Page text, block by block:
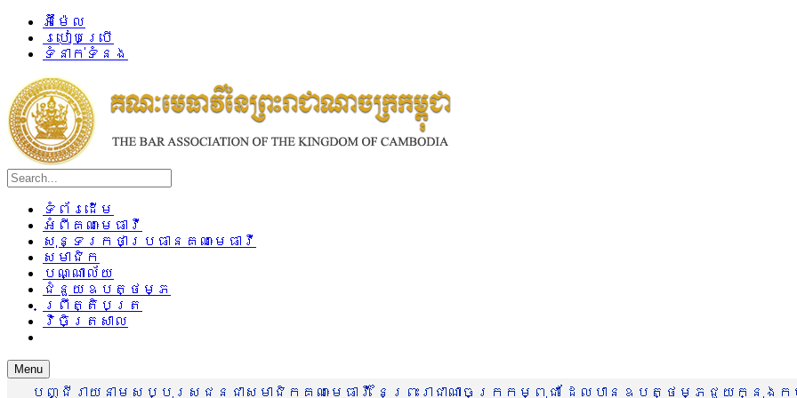
អ៊ីម៉ែល
របៀបប្រើ
ទំនាក់ទំនង
ទំព័រដើម
អំពីគណៈមេធាវី
សុន្ទរកថាប្រធានគណៈមេធាវី
សមាជិក
បណ្ណាល័យ
ជំនួយឧបត្ថម្ភ
ព្រឹត្តិបត្រ
វិចិត្រសាល
Menu
បញ្ជីរាយនាមសប្បុរសជនជាសមាជិកគណៈមេធាវី នៃព្រះរាជាណាចក្រកម្ពុជា ដែលបានឧបត្ថម្ភជួយក្នុង